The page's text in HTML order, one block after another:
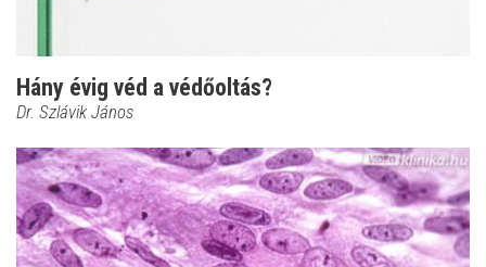
Hány évig véd a védőoltás?
Dr. Szlávik János